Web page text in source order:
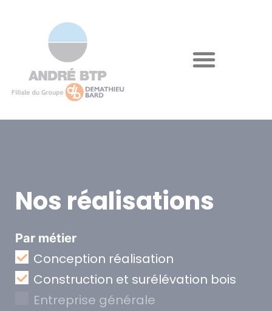
Nos réalisations
Par métier
Conception réalisation
Construction et surélévation bois
Entreprise générale